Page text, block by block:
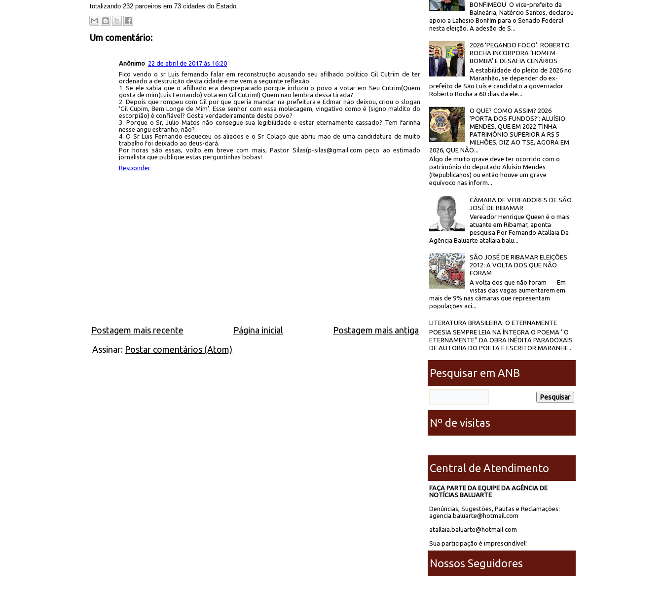
totalizando 232 parceiros em 73 cidades do Estado.
Um comentário:
Anônimo 22 de abril de 2017 às 16:20
Fico vendo o sr Luis fernando falar em reconstrução acusando seu afilhado político Gil Cutrim de ter
ordenado a destruição desta cidade e me vem a seguinte reflexão:
1. Se ele sabia que o afilhado era despreparado porque induziu o povo a votar em Seu Cutrim(Quem
gosta de mim(Luis Fernando) vota em Gil Cutrim!) Quem não lembra dessa tirada?
2. Depois que rompeu com Gil por que queria mandar na prefeitura e Edmar não deixou, criou o slogan
‘Gil Cupim, Bem Longe de Mim’. Esse senhor com essa molecagem, vingativo como é (signo maldito do
escorpião) é confiável? Gosta verdadeiramente deste povo?
3. Porque o Sr, Julio Matos não consegue sua legibilidade e estar eternamente cassado? Tem farinha
nesse angu estranho, não?
4. O Sr Luis Fernando esqueceu os aliados e o Sr Colaço que abriu mao de uma candidatura de muito
trabalho foi deixado ao deus-dará.
Por horas são essas, volto em breve com mais, Pastor Silas(p-silas@gmail.com peço ao estimado
jornalista que publique estas perguntinhas bobas!
Responder
Postagem mais recente Postagem mais antiga
Página inicial
Assinar: Postar comentários (Atom)
BONFIMEOU O vice-prefeito da
Balneária, Natércio Santos, declarou
apoio a Lahesio Bonfim para o Senado Federal
nesta eleição. A adesão de S...
2026 ‘PEGANDO FOGO’: ROBERTO
ROCHA INCORPORA ‘HOMEM-
BOMBA’ E DESAFIA CENÁRIOS
A estabilidade do pleito de 2026 no
Maranhão, se depender do ex-
prefeito de São Luís e candidato a governador
Roberto Rocha a 60 dias da ele...
O QUE? COMO ASSIM? 2026
‘PORTA DOS FUNDOS?’: ALUÍSIO
MENDES, QUE EM 2022 TINHA
PATRIMÔNIO SUPERIOR A R$ 5
MILHÕES, DIZ AO TSE, AGORA EM
2026, QUE NÃO...
Algo de muito grave deve ter ocorrido com o
patrimônio do deputado Aluísio Mendes
(Republicanos) ou então houve um grave
equívoco nas inform...
CÂMARA DE VEREADORES DE SÃO
JOSÉ DE RIBAMAR
Vereador Henrique Queen é o mais
atuante em Ribamar, aponta
pesquisa Por Fernando Atallaia Da
Agência Baluarte atallaia.balu...
SÃO JOSÉ DE RIBAMAR ELEIÇÕES
2012: A VOLTA DOS QUE NÃO
FORAM
A volta dos que não foram Em
vistas das vagas aumentarem em
mais de 9% nas câmaras que representam
populações aci...
LITERATURA BRASILEIRA: O ETERNAMENTE
POESIA SEMPRE LEIA NA ÍNTEGRA O POEMA ''O
ETERNAMENTE'' DA OBRA INÉDITA PARADOXAIS
DE AUTORIA DO POETA E ESCRITOR MARANHE...
Pesquisar em ANB
Nº de visitas
Central de Atendimento
FAÇA PARTE DA EQUIPE DA AGÊNCIA DE
NOTÍCIAS BALUARTE
Denúncias, Sugestões, Pautas e Reclamações:
agencia.baluarte@hotmail.com
atallaia.baluarte@hotmail.com
Sua participação é imprescindível!
Nossos Seguidores